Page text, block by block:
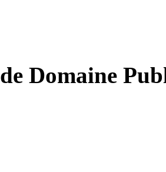
Domaine